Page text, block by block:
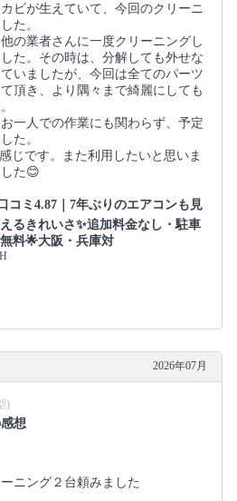
ビが生えていて、今回のクリーニ
た。
の業者さんに一度クリーニングし
た。その時は、分解しても外せな
いましたが、今回は全てのパーツ
頂き、より隅々まで綺麗にしても
一人での作業にも関わらず、予定
た。
じです。また利用したいと思いま
た😊
コミ4.87｜7年ぶりのエアコンも見
るきれいさ✨追加料金なし・駐車
料🌟大阪・兵庫対
2026年07月
)
想
ニング２台頼みました